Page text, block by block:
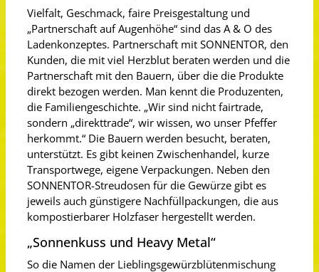
Vielfalt, Geschmack, faire Preisgestaltung und
„Partnerschaft auf Augenhöhe“ sind das A & O des
Ladenkonzeptes. Partnerschaft mit SONNENTOR, den
Kunden, die mit viel Herzblut beraten werden und die
Partnerschaft mit den Bauern, über die die Produkte
direkt bezogen werden. Man kennt die Produzenten,
die Familiengeschichte. „Wir sind nicht fairtrade,
sondern „direkttrade“, wir wissen, wo unser Pfeffer
herkommt.“ Die Bauern werden besucht, beraten,
unterstützt. Es gibt keinen Zwischenhandel, kurze
Transportwege, eigene Verpackungen. Neben den
SONNENTOR-Streudosen für die Gewürze gibt es
jeweils auch günstigere Nachfüllpackungen, die aus
kompostierbarer Holzfaser hergestellt werden.
„Sonnenkuss und Heavy Metal“
So die Namen der Lieblingsgewürzblütenmischung